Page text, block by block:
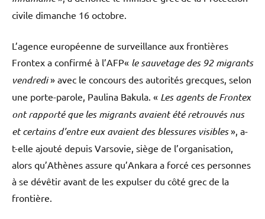
civile dimanche 16 octobre.
L’agence européenne de surveillance aux frontières
Frontex a confirmé à l’AFP« le sauvetage des 92 migrants
vendredi» avec le concours des autorités grecques, selon
une porte-parole, Paulina Bakula. « Les agents de Frontex
ont rapporté que les migrants avaient été retrouvés nus
et certains d’entre eux avaient des blessures visibles», a-
t-elle ajouté depuis Varsovie, siège de l’organisation,
alors qu’Athènes assure qu’Ankara a forcé ces personnes
à se dévêtir avant de les expulser du côté grec de la
frontière.